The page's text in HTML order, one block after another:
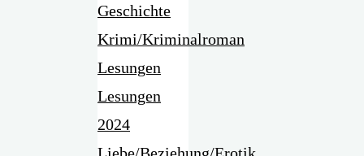
Geschichte
Krimi/Kriminalroman
Lesungen
Lesungen
2024